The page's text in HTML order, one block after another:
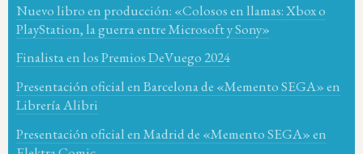
Nuevo libro en producción: «Colosos en llamas: Xbox o
PlayStation, la guerra entre Microsoft y Sony»
Finalista en los Premios DeVuego 2024
Presentación oficial en Barcelona de «Memento SEGA» en
Librería Alibri
Presentación oficial en Madrid de «Memento SEGA» en